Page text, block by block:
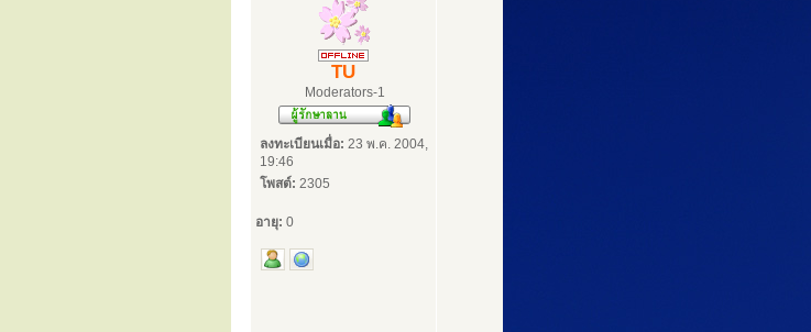
TU
Moderators-1
ลงทะเบียนเมื่อ: 23 พ.ค. 2004,
19:46
โพสต์: 2305
อายุ: 0